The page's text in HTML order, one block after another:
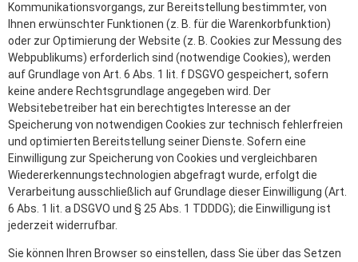
Kommunikationsvorgangs, zur Bereitstellung bestimmter, von
Ihnen erwünschter Funktionen (z. B. für die Warenkorbfunktion)
oder zur Optimierung der Website (z. B. Cookies zur Messung des
Webpublikums) erforderlich sind (notwendige Cookies), werden
auf Grundlage von Art. 6 Abs. 1 lit. f DSGVO gespeichert, sofern
keine andere Rechtsgrundlage angegeben wird. Der
Websitebetreiber hat ein berechtigtes Interesse an der
Speicherung von notwendigen Cookies zur technisch fehlerfreien
und optimierten Bereitstellung seiner Dienste. Sofern eine
Einwilligung zur Speicherung von Cookies und vergleichbaren
Wiedererkennungstechnologien abgefragt wurde, erfolgt die
Verarbeitung ausschließlich auf Grundlage dieser Einwilligung (Art.
6 Abs. 1 lit. a DSGVO und § 25 Abs. 1 TDDDG); die Einwilligung ist
jederzeit widerrufbar.
Sie können Ihren Browser so einstellen, dass Sie über das Setzen